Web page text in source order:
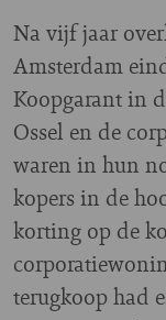
Na vijf jaar
Amsterdam
Koopgarant in
Ossel en de
waren in hun
kopers in de
korting op de
terugkoop had